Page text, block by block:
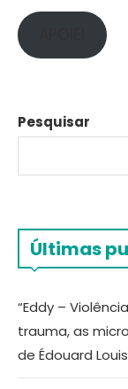
Pesquisar
Últimas
“Eddy –
trauma, as
de Édouard Louis